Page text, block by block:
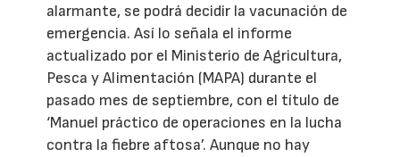
alarmante, se podrá decidir la vacunación de
emergencia. Así lo señala el informe
actualizado por el Ministerio de Agricultura,
Pesca y Alimentación (MAPA) durante el
pasado mes de septiembre, con el título de
‘Manuel práctico de operaciones en la lucha
contra la fiebre aftosa’. Aunque no hay